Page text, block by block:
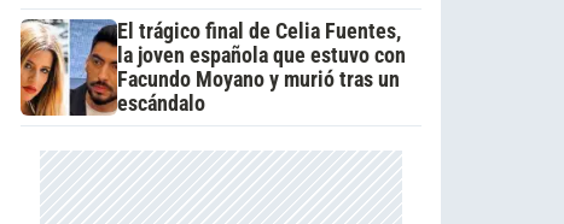
El trágico final de Celia Fuentes,
la joven española que estuvo con
Facundo Moyano y murió tras un
escándalo